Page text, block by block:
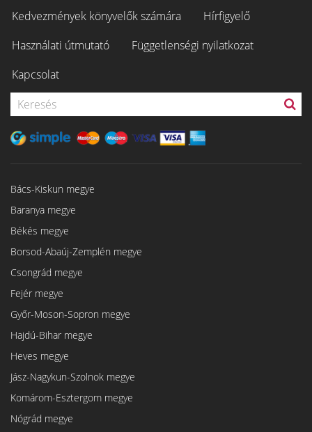
Kedvezmények könyvelők számára
Hírfigyelő
Használati útmutató
Függetlenségi nyilatkozat
Kapcsolat
Bács-Kiskun megye
Baranya megye
Békés megye
Borsod-Abaúj-Zemplén megye
Csongrád megye
Fejér megye
Győr-Moson-Sopron megye
Hajdú-Bihar megye
Heves megye
Jász-Nagykun-Szolnok megye
Komárom-Esztergom megye
Nógrád megye